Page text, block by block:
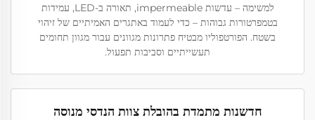
למשימה – עדשות impermeable, תאורה ב-LED, עמידות
בטמפרטורות גבוהות – כדי לעמוד באתגרים האמיתיים של זיהוי
בשטח. הפורטפוליו מבטיח פתרונות מגוונים עבור מגוון תחומים
תעשייתיים וסביבות תפעול.
חדשנות מתמדת בהובלת צוות הנדסי מנוסה